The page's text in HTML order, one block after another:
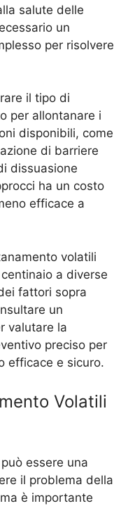
salute delle
un
per risolvere
il tipo di
per allontanare i
disponibili, come
di barriere
dissuasione
ha un costo
efficace a
volatili
a diverse
fattori sopra
un
valutare la
preciso per
efficace e sicuro.
Volatili
essere una
il problema della
è importante